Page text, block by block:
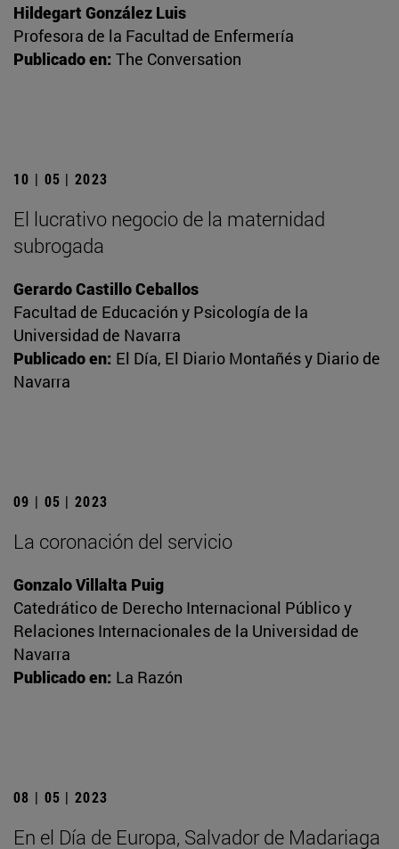
Hildegart González Luis
Profesora de la Facultad de Enfermería
Publicado en: The Conversation
10 | 05 | 2023
El lucrativo negocio de la maternidad
subrogada
Gerardo Castillo Ceballos
Facultad de Educación y Psicología de la
Universidad de Navarra
Publicado en: El Día, El Diario Montañés y Diario de
Navarra
09 | 05 | 2023
La coronación del servicio
Gonzalo Villalta Puig
Catedrático de Derecho Internacional Público y
Relaciones Internacionales de la Universidad de
Navarra
Publicado en: La Razón
08 | 05 | 2023
En el Día de Europa, Salvador de Madariaga